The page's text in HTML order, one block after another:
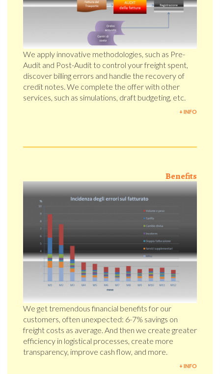
We apply innovative methodologies, such as Pre-
Audit and Post-Audit to control your freight spent,
discover billing errors and handle the recovery of
credit notes. We complete the offer with other
services, such as simulations, draft budgeting, etc.
+ INFO
Benefits
We get tremendous financial benefits for our
customers, often unexpected: 6-7% savings on
freight costs as average. And then we create greater
efficiency in logistical processes, create more
transparency, improve cash flow, and more.
+ INFO